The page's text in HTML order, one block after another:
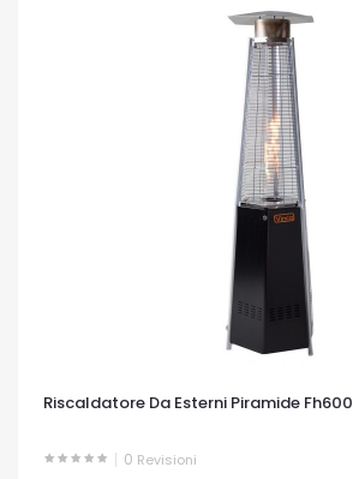
Riscaldatore Da Esterni Piramide Fh600
0 Revisioni